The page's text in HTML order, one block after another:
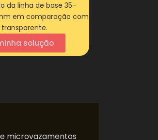
da linha de base 35-
em comparação com
solução
microvazamentos